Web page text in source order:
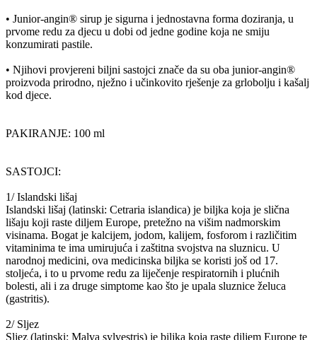
•​ Junior-angin® sirup je sigurna i jednostavna forma doziranja, u
prvome redu za djecu u dobi od jedne godine koja ne smiju
konzumirati pastile.
•​ Njihovi provjereni biljni sastojci znače da su oba junior-angin®
proizvoda prirodno, nježno i učinkovito rješenje za grlobolju i kašalj
kod djece.
PAKIRANJE: 100 ml
SASTOJCI:
1/ Islandski lišaj
Islandski lišaj (latinski: Cetraria islandica) je biljka koja je slična
lišaju koji raste diljem Europe, pretežno na višim nadmorskim
visinama. Bogat je kalcijem, jodom, kalijem, fosforom i različitim
vitaminima te ima umirujuća i zaštitna svojstva na sluznicu. U
narodnoj medicini, ova medicinska biljka se koristi još od 17.
stoljeća, i to u prvome redu za liječenje respiratornih i plućnih
bolesti, ali i za druge simptome kao što je upala sluznice želuca
(gastritis).
2/ Sljez
Sljez (latinski: Malva sylvestris) je biljka koja raste diljem Europe te